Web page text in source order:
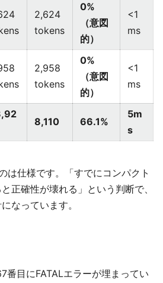
2,624
tokens
0%
（意図
的）
<1
ms
2,958
tokens
0%
（意図
的）
<1
ms
8,110 66.1%
5m
s
は仕様です。「すでにコンパクト
正確性が壊れる」という判断で、
なっています。
番目にFATALエラーが埋まってい